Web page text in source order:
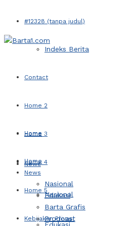
#12328 (tanpa judul)
Indeks Berita
Contact
Home 2
Home 3
Home 4
Home 5
Kebijakan Privasi
Home
News
Nasional
Home
News
Nasional
Edukasi
Barta Grafis
Prodcast